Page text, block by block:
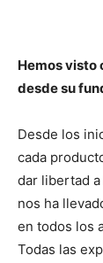
Hemos visto
desde su
Desde los
cada
dar libertad
nos ha
en todos los
Todas las